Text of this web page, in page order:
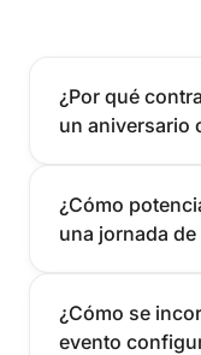
¿Por qué
un aniversario
¿Cómo
una jornada
¿Cómo se
evento